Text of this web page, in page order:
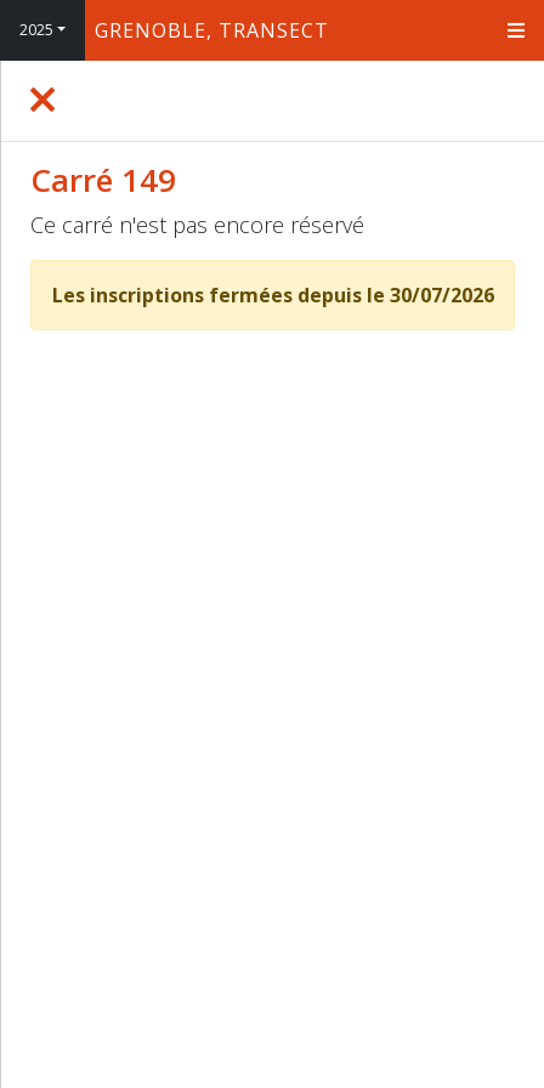
2025 GRENOBLE, TRANSECT
+
Carré 149
Ce carré n'est pas encore réservé
Les inscriptions fermées depuis le 30/07/2026